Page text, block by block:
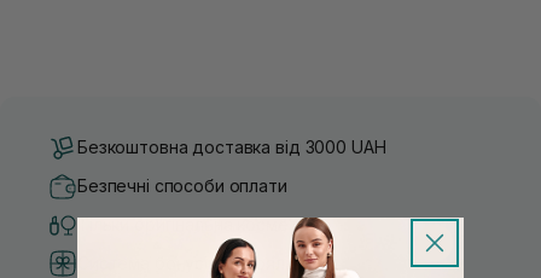
Безкоштовна доставка від 3000 UAH
Безпечні способи оплати
Тільки оригінальна косметика
Система бонусів та лояльності